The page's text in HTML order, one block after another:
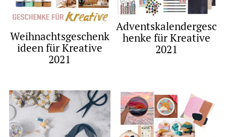
Weihnachtsgeschenk
ideen für Kreative
2021
Adventskalendergesc
henke für Kreative
2021